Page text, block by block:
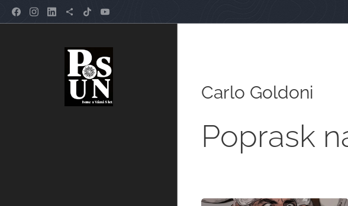
Carlo Goldoni
Poprask